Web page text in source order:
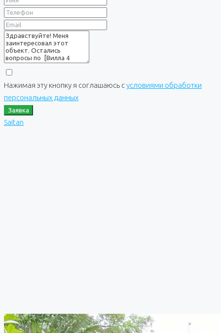
Нажимая эту кнопку я соглашаюсь сусловиями обработки
персональных данных
Заявка
Saitan